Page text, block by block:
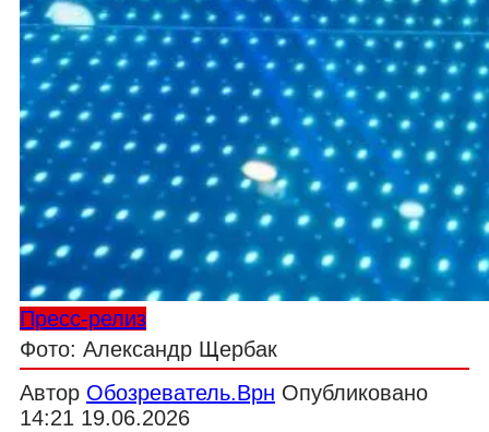
Пресс-релиз
Фото: Александр Щербак
Автор Обозреватель.Врн Опубликовано
14:21 19.06.2026